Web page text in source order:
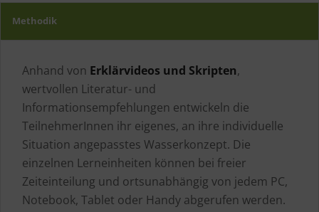
Methodik
Anhand von Erklärvideos und Skripten,
wertvollen Literatur- und
Informationsempfehlungen entwickeln die
TeilnehmerInnen ihr eigenes, an ihre individuelle
Situation angepasstes Wasserkonzept. Die
einzelnen Lerneinheiten können bei freier
Zeiteinteilung und ortsunabhängig von jedem PC,
Notebook, Tablet oder Handy abgerufen werden.